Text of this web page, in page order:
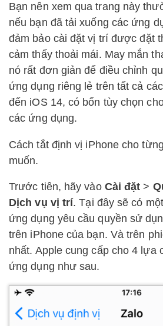
Bạn nên xem qua trang này
nếu bạn đã tải xuống các ứng
đảm bảo cài đặt vị trí được đặt
cảm thấy thoải mái. May mắn
nó rất đơn giản để điều chỉnh
ứng dụng riêng lẻ trên tất cả
đến iOS 14, có bốn tùy chọn
các ứng dụng.
Cách tắt định vị iPhone cho
muốn.
Trước tiên, hãy vàoCài đặt >
Dịch vụ vị trí. Tại đây sẽ có
ứng dụng yêu cầu quyền sử
trên iPhone của bạn. Và trên
nhất. Apple cung cấp cho 4 lựa
ứng dụng như sau.